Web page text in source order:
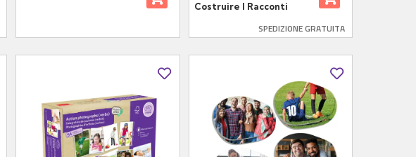
Costruire I Racconti
SPEDIZIONE GRATUITA